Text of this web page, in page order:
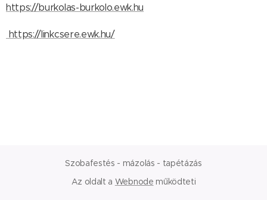
https://burkolas-burkolo.ewk.hu
https://linkcsere.ewk.hu/
Szobafestés - mázolás - tapétázás
Az oldalt a Webnode működteti